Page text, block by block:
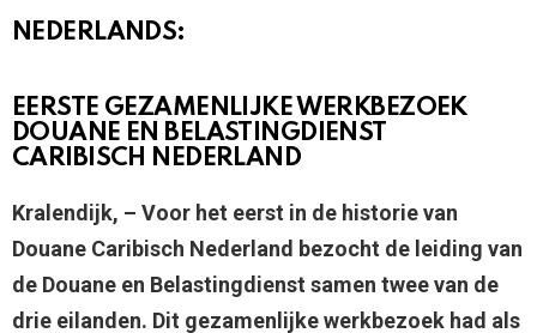
NEDERLANDS:
EERSTE GEZAMENLIJKE WERKBEZOEK
DOUANE EN BELASTINGDIENST
CARIBISCH NEDERLAND
Kralendijk, – Voor het eerst in de historie van
Douane Caribisch Nederland bezocht de leiding van
de Douane en Belastingdienst samen twee van de
drie eilanden. Dit gezamenlijke werkbezoek had als